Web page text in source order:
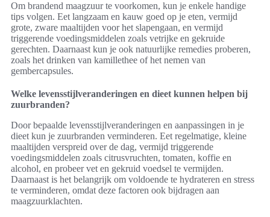
Om brandend maagzuur te voorkomen, kun je enkele handige
tips volgen. Eet langzaam en kauw goed op je eten, vermijd
grote, zware maaltijden voor het slapengaan, en vermijd
triggerende voedingsmiddelen zoals vetrijke en gekruide
gerechten. Daarnaast kun je ook natuurlijke remedies proberen,
zoals het drinken van kamillethee of het nemen van
gembercapsules.
Welke levensstijlveranderingen en dieet kunnen helpen bij
zuurbranden?
Door bepaalde levensstijlveranderingen en aanpassingen in je
dieet kun je zuurbranden verminderen. Eet regelmatige, kleine
maaltijden verspreid over de dag, vermijd triggerende
voedingsmiddelen zoals citrusvruchten, tomaten, koffie en
alcohol, en probeer vet en gekruid voedsel te vermijden.
Daarnaast is het belangrijk om voldoende te hydrateren en stress
te verminderen, omdat deze factoren ook bijdragen aan
maagzuurklachten.